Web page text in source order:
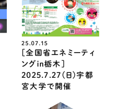
ニュース
25.07.15
［全国省エネミーティ
ングin栃木］
2025.7.27(日)宇都
宮大学で開催